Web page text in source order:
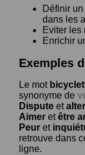
Définir
dans les
Eviter les
Enrichir
Exemples
Le mot
synonyme de
Dispute et
Aimer etêtre
Peur et
retrouve dans
ligne.